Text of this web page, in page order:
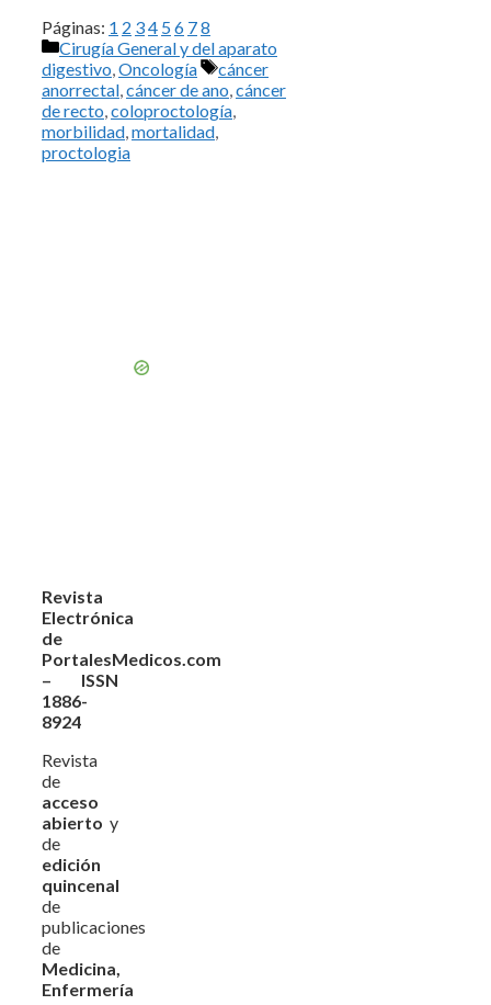
Páginas: 1 2 34 56 78
Categorías
Cirugía General y del aparato
digestivo,Oncología Etiquetas
cáncer
anorrectal,cáncer de ano,cáncer
de recto,coloproctología,
morbilidad,mortalidad,
proctologia
Revista
Electrónica
de
PortalesMedicos.com
– ISSN
1886-
8924
Revista
de
acceso
abierto y
de
edición
quincenal
de
publicaciones
de
Medicina,
Enfermería